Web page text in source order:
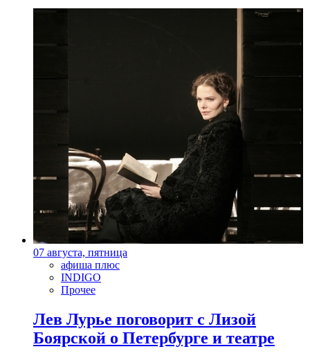
07 августа, пятница
афиша плюс
INDIGO
Прочее
Лев Лурье поговорит с Лизой
Боярской о Петербурге и театре